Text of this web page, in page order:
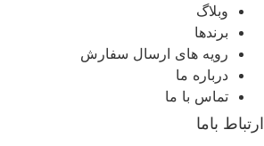
وبلاگ
برندها
رویه های ارسال سفارش
درباره ما
تماس با ما
ارتباط باما